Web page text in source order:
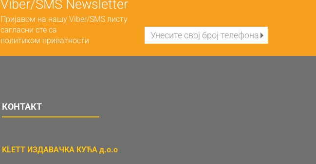
Viber/SMS Newsletter
Пријавом на нашу Viber/SMS листу
сагласни сте са
политиком приватности
КОНТАКТ
KLETT ИЗДАВАЧКА КУЋА д.о.о